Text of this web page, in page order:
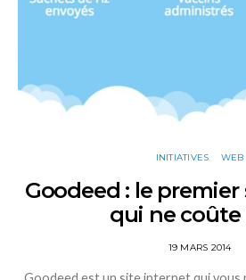
INITIATIVES WEB
Goodeed : le
qui ne coûte
19 MARS 2014